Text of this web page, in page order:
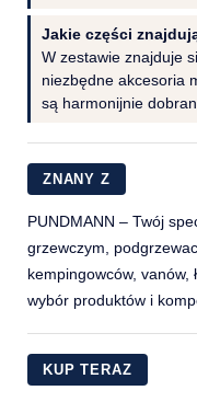
Jakie części
W zestawie znajduje
niezbędne akcesoria
są harmonijnie
ZNANY Z
PUNDMANN – Twój
grzewczym,
kempingowców, vanów,
wybór produktów i
KUP TERAZ